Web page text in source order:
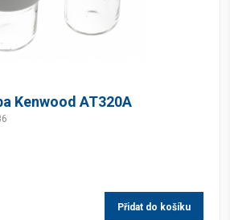
Kenwood AT320A
Přidat do košíku